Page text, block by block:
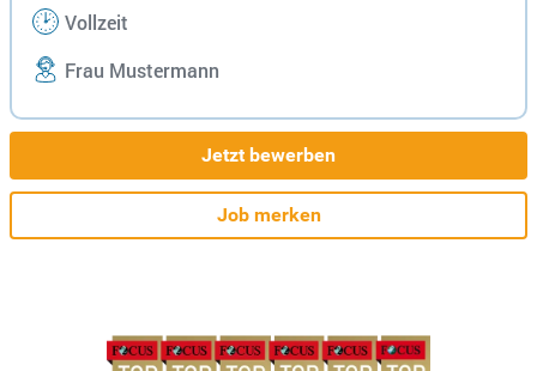
Vollzeit
Frau Mustermann
Jetzt bewerben
Job merken